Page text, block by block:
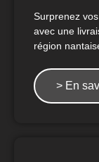
Surprenez
avec une
région
> En